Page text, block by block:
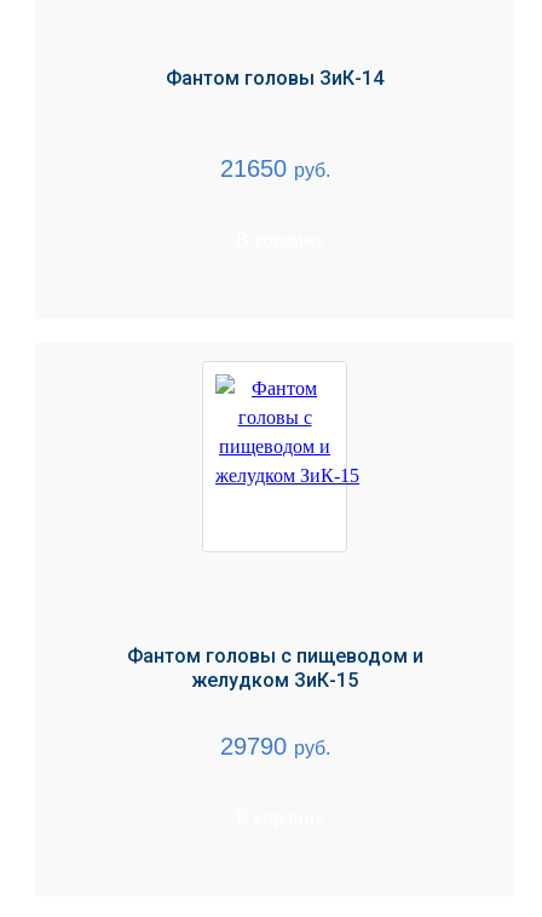
Фантом головы ЗиК-14
21650 руб.
Фантом головы с пищеводом и
желудком ЗиК-15
29790 руб.